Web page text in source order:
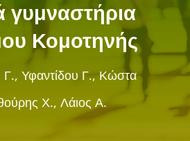
γυμναστήρια
Κομοτηνής
Γ., Υφαντίδου Γ., Κώστα
Χ., Λάιος Α.